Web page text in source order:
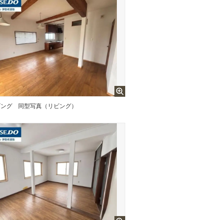
グ 同型写真（リビング）